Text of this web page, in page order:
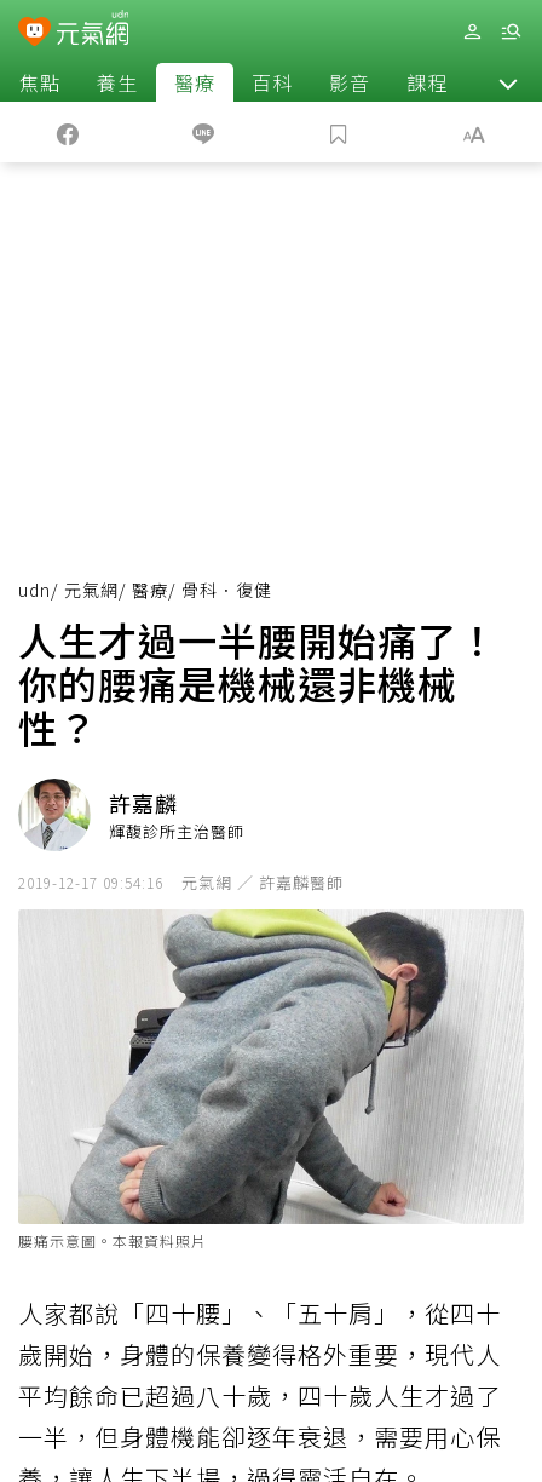
焦點 養生 醫療 百科 影音 課程 退休
udn/ 元氣網/ 醫療/ 骨科．復健
人生才過一半腰開始痛了！
你的腰痛是機械還非機械
性？
許嘉麟
輝馥診所主治醫師
2019-12-17 09:54:16 元氣網 ／ 許嘉麟醫師
腰痛示意圖。本報資料照片
人家都說「四十腰」、「五十肩」，從四十
歲開始，身體的保養變得格外重要，現代人
平均餘命已超過八十歲，四十歲人生才過了
一半，但身體機能卻逐年衰退，需要用心保